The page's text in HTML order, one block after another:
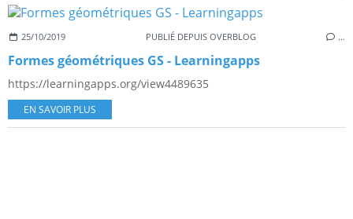
25/10/2019 PUBLIÉ DEPUIS OVERBLOG …
Formes géométriques GS - Learningapps
https://learningapps.org/view4489635
EN SAVOIR PLUS